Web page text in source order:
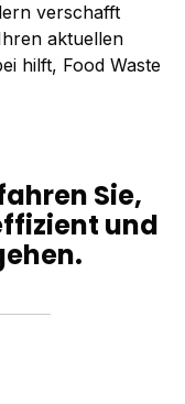
verschafft
aktuellen
hilft, Food Waste
Sie,
und